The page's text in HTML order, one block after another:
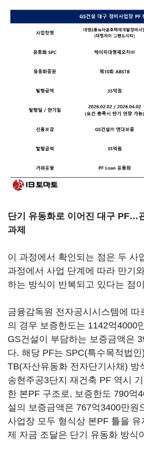
단기 유동화로 이어진 대구 PF…
과제
이 과정에서 확인되는 점은 두 사
과정에서 사업 단계에 따라 만기
하는 방식이 반복되고 있다는 점
금융감독원 전자공시시스템에 따
의 경우 보증한도는 1142억4000
GS건설이 부담하는 보증금액은
다. 해당 PF는 SPC(특수목적법
TB(자산유동화 전자단기사채) 방
송현주공3단지 재건축 PF 역시
한 본PF 구조로, 보증한도 790억
설의 보증금액은 767억3400만원
사업장 모두 형식상 본PF 틀을 유
제 자금 조달은 단기 유동화 방식